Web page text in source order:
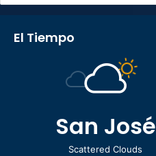
El Tiempo
San José
Scattered Clouds